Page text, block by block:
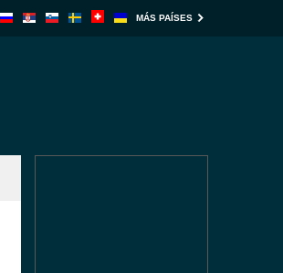
MÁS PAÍSES